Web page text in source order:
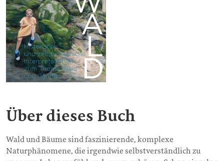
Über dieses Buch
Wald und Bäume sind faszinierende, komplexe
Naturphänomene, die irgendwie selbstverständlich zu